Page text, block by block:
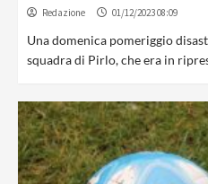
Redazione 01/12/2023 08:09
Una domenica pomeriggio
squadra di Pirlo, che era in